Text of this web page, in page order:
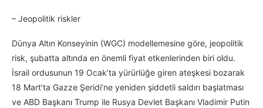
– Jeopolitik riskler
Dünya Altın Konseyinin (WGC) modellemesine göre, jeopolitik
risk, şubatta altında en önemli fiyat etkenlerinden biri oldu.
İsrail ordusunun 19 Ocak’ta yürürlüğe giren ateşkesi bozarak
18 Mart’ta Gazze Şeridi’ne yeniden şiddetli saldırı başlatması
ve ABD Başkanı Trump ile Rusya Devlet Başkanı Vladimir Putin